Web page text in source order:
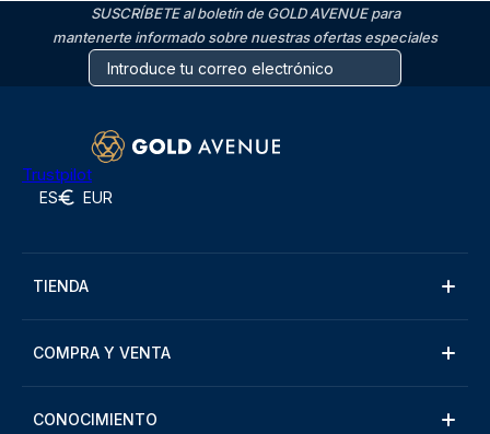
SUSCRÍBETE al boletín de GOLD AVENUE para
mantenerte informado sobre nuestras ofertas especiales
Trustpilot
ES EUR
TIENDA
COMPRA Y VENTA
CONOCIMIENTO